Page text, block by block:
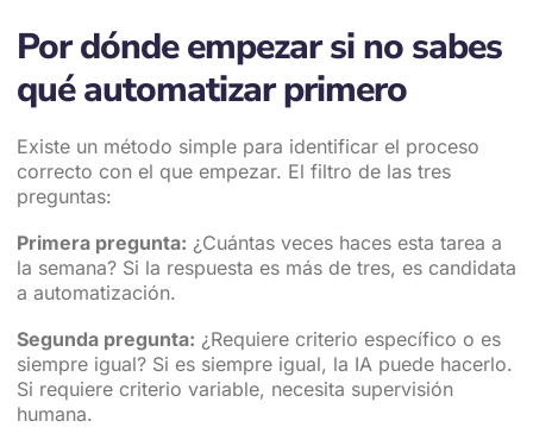
Por dónde empezar si no sabes
qué automatizar primero
Existe un método simple para identificar el proceso
correcto con el que empezar. El filtro de las tres
preguntas:
Primera pregunta: ¿Cuántas veces haces esta tarea a
la semana? Si la respuesta es más de tres, es candidata
a automatización.
Segunda pregunta: ¿Requiere criterio específico o es
siempre igual? Si es siempre igual, la IA puede hacerlo.
Si requiere criterio variable, necesita supervisión
humana.